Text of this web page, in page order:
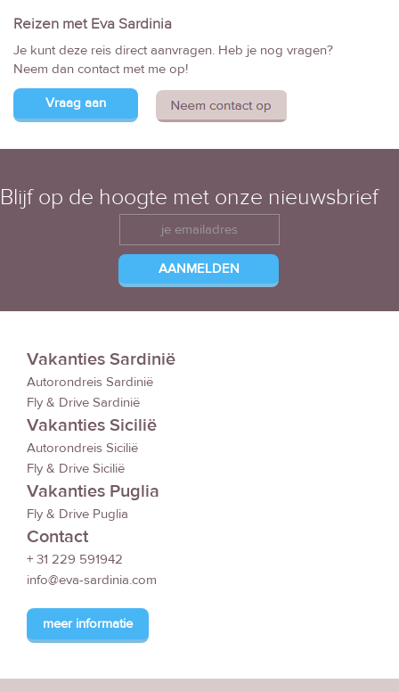
Reizen met Eva Sardinia
Je kunt deze reis direct aanvragen. Heb je nog vragen?
Neem dan contact met me op!
Vraag aan
Blijf op de hoogte met onze nieuwsbrief
Vakanties Sardinië
Autorondreis Sardinië
Fly & Drive Sardinië
Vakanties Sicilië
Autorondreis Sicilië
Fly & Drive Sicilië
Vakanties Puglia
Fly & Drive Puglia
Contact
+ 31 229 591942
info@eva-sardinia.com
meer informatie